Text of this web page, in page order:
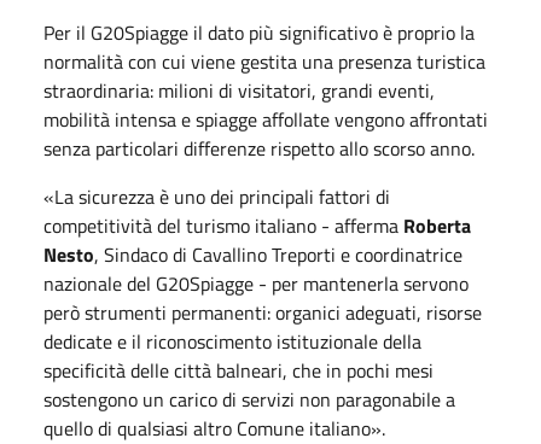
Per il G20Spiagge il dato più significativo è proprio la
normalità con cui viene gestita una presenza turistica
straordinaria: milioni di visitatori, grandi eventi,
mobilità intensa e spiagge affollate vengono affrontati
senza particolari differenze rispetto allo scorso anno.
«La sicurezza è uno dei principali fattori di
competitività del turismo italiano - afferma Roberta
Nesto, Sindaco di Cavallino Treporti e coordinatrice
nazionale del G20Spiagge - per mantenerla servono
però strumenti permanenti: organici adeguati, risorse
dedicate e il riconoscimento istituzionale della
specificità delle città balneari, che in pochi mesi
sostengono un carico di servizi non paragonabile a
quello di qualsiasi altro Comune italiano».